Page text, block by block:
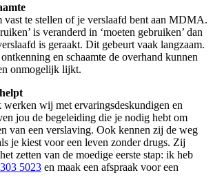
vast te stellen of je verslaafd bent aan MDMA.
is veranderd in ‘moeten gebruiken’ dan
is geraakt. Dit gebeurt vaak langzaam.
en schaamte de overhand kunnen
onmogelijk lijkt.
wij met ervaringsdeskundigen en
jou de begeleiding die je nodig hebt om
van een verslaving. Ook kennen zij de weg
je kiest voor een leven zonder drugs. Zij
zetten van de moedige eerste stap: ik heb
5023 en maak een afspraak voor een